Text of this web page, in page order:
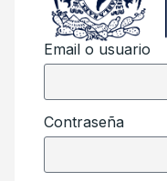
Email o usuario
Contraseña